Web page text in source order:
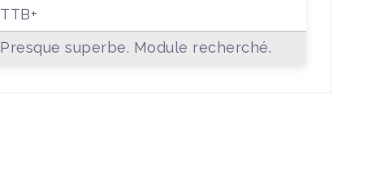
TTB+
Presque superbe. Module recherché.